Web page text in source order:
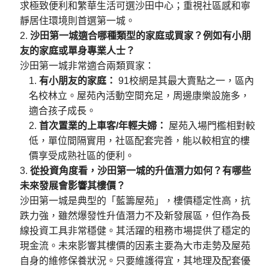
求極致便利和繁華生活可選沙田中心；重視社區感和寧
靜居住環境則首選第一城。
沙田第一城適合哪種類型的家庭或買家？例如有小朋
友的家庭或單身專業人士？
沙田第一城非常適合兩類買家：
有小朋友的家庭： 91校網是其最大賣點之一，區內
名校林立。屋苑內活動空間充足，周邊康樂設施多，
適合孩子成長。
首次置業的上車客/年輕夫婦：
屋苑入場門檻相對較
低，單位間隔實用，社區配套完善，能以較相宜的樓
價享受成熟社區的便利。
從投資角度看，沙田第一城的升值潛力如何？有哪些
未來發展會影響其樓價？
沙田第一城是典型的「藍籌屋苑」，樓價穩定性高，抗
跌力強，雖然爆發性升值潛力不及新發展區，但作為長
線投資工具非常穩健。其活躍的租務市場提供了穩定的
現金流。未來影響其樓價的因素主要為大市走勢及屋苑
自身的維修保養狀況。只要維護得宜，其地理及配套優